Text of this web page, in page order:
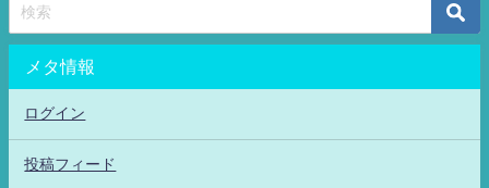
メタ情報
ログイン
投稿フィード